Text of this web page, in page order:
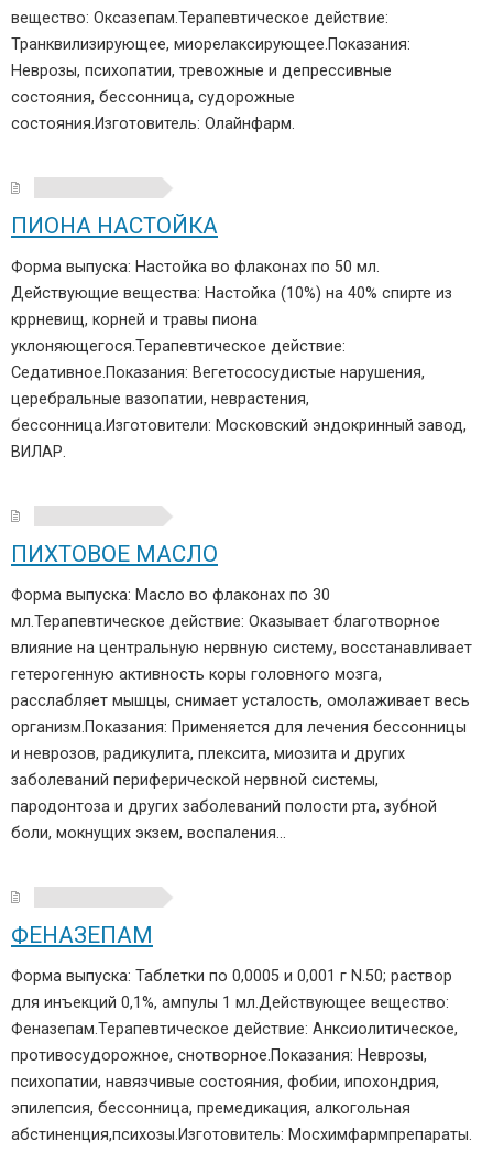
вещество: Оксазепам.Терапевтическое действие:
Транквилизирующее, миорелаксирующее.Показания:
Неврозы, психопатии, тревожные и депрессивные
состояния, бессонница, судорожные
состояния.Изготовитель: Олайнфарм.
ПИОНА НАСТОЙКА
Форма выпуска: Настойка во флаконах по 50 мл.
Действующие вещества: Настойка (10%) на 40% спирте из
кррневищ, корней и травы пиона
уклоняющегося.Терапевтическое действие:
Седативное.Показания: Вегетососудистые нарушения,
церебральные вазопатии, неврастения,
бессонница.Изготовители: Московский эндокринный завод,
ВИЛАР.
ПИХТОВОЕ МАСЛО
Форма выпуска: Масло во флаконах по 30
мл.Терапевтическое действие: Оказывает благотворное
влияние на центральную нервную систему, восстанавливает
гетерогенную активность коры головного мозга,
расслабляет мышцы, снимает усталость, омолаживает весь
организм.Показания: Применяется для лечения бессонницы
и неврозов, радикулита, плексита, миозита и других
заболеваний периферической нервной системы,
пародонтоза и других заболеваний полости рта, зубной
боли, мокнущих экзем, воспаления…
ФЕНАЗЕПАМ
Форма выпуска: Таблетки по 0,0005 и 0,001 г N.50; раствор
для инъекций 0,1%, ампулы 1 мл.Действующее вещество:
Феназепам.Терапевтическое действие: Анксиолитическое,
противосудорожное, снотворное.Показания: Неврозы,
психопатии, навязчивые состояния, фобии, ипохондрия,
эпилепсия, бессонница, премедикация, алкогольная
абстиненция,психозы.Изготовитель: Мосхимфармпрепараты.